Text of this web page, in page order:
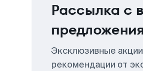
Рассылка с
Эксклюзивные
рекомендации от